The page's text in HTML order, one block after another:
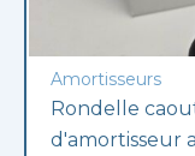
Amortisseurs
Rondelle
d'amortisseur